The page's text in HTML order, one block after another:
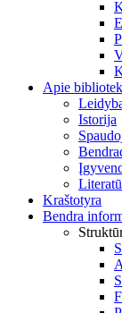
Apie
Istorija
Kraštotyra
Bendra